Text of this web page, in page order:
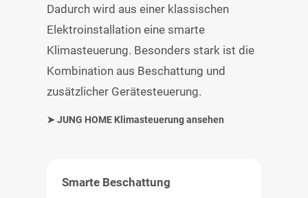
Dadurch wird aus einer klassischen
Elektroinstallation eine smarte
Klimasteuerung. Besonders stark ist die
Kombination aus Beschattung und
zusätzlicher Gerätesteuerung.
➤ JUNG HOME Klimasteuerung ansehen
Smarte Beschattung